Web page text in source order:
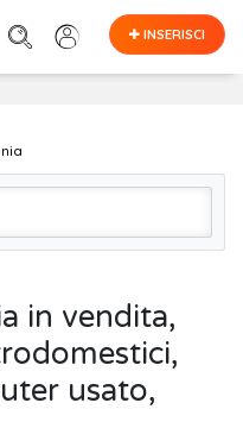
INSERISCI
in vendita,
usato,